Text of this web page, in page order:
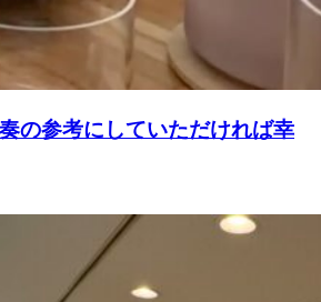
の参考にしていただければ幸